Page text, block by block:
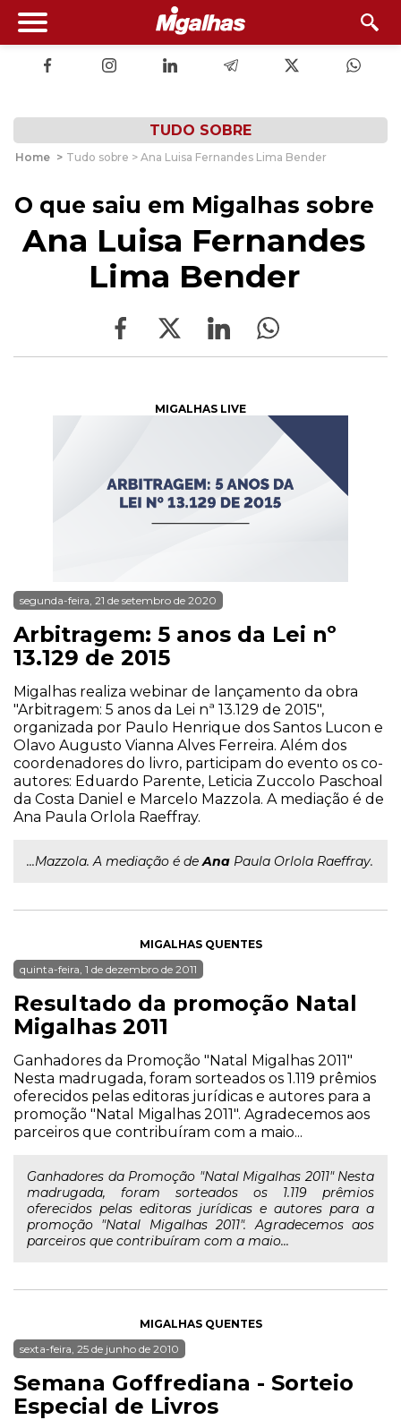
TUDO SOBRE
Home > Tudo sobre > Ana Luisa Fernandes Lima Bender
O que saiu em Migalhas sobre
Ana Luisa Fernandes
Lima Bender
MIGALHAS LIVE
segunda-feira, 21 de setembro de 2020
Arbitragem: 5 anos da Lei nº
13.129 de 2015
Migalhas realiza webinar de lançamento da obra
"Arbitragem: 5 anos da Lei nª 13.129 de 2015",
organizada por Paulo Henrique dos Santos Lucon e
Olavo Augusto Vianna Alves Ferreira. Além dos
coordenadores do livro, participam do evento os co-
autores: Eduardo Parente, Leticia Zuccolo Paschoal
da Costa Daniel e Marcelo Mazzola. A mediação é de
Ana Paula Orlola Raeffray.
...Mazzola. A mediação é deAna Paula Orlola Raeffray.
MIGALHAS QUENTES
quinta-feira, 1 de dezembro de 2011
Resultado da promoção Natal
Migalhas 2011
Ganhadores da Promoção "Natal Migalhas 2011"
Nesta madrugada, foram sorteados os 1.119 prêmios
oferecidos pelas editoras jurídicas e autores para a
promoção "Natal Migalhas 2011". Agradecemos aos
parceiros que contribuíram com a maio...
Ganhadores da Promoção "Natal Migalhas 2011" Nesta
madrugada, foram sorteados os 1.119 prêmios
oferecidos pelas editoras jurídicas e autores para a
promoção "Natal Migalhas 2011". Agradecemos aos
parceiros que contribuíram com a maio...
MIGALHAS QUENTES
sexta-feira, 25 de junho de 2010
Semana Goffrediana - Sorteio
Especial de Livros